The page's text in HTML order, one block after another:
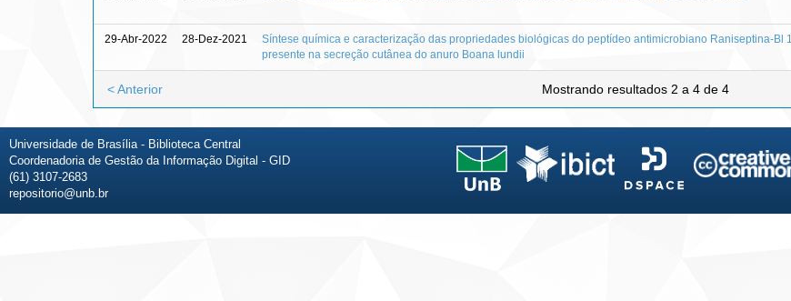
29-Abr-2022 28-Dez-2021
Síntese química e caracterização das propriedades biológicas do peptídeo antimicrobiano Raniseptina-Bl 1
presente na secreção cutânea do anuro Boana lundii
Mostrando resultados 2 a 4 de 4
< Anterior
Universidade de Brasília - Biblioteca Central
Coordenadoria de Gestão da Informação Digital - GID
(61) 3107-2683
repositorio@unb.br